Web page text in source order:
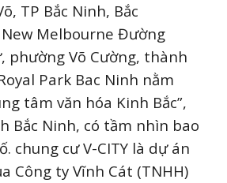
TP Bắc Ninh, Bắc
Melbourne Đường
phường Võ Cường, thành
Park Bac Ninh nằm
tâm văn hóa Kinh Bắc”,
Bắc Ninh, có tầm nhìn bao
chung cư V-CITY là dự án
Công ty Vĩnh Cát (TNHH)